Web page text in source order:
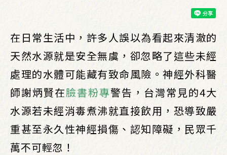
在日常生活中，許多人誤以為看起來清澈的
天然水源就是安全無虞，卻忽略了這些未經
處理的水體可能藏有致命風險。神經外科醫
師謝炳賢在臉書粉專警告，台灣常見的4大
水源若未經消毒煮沸就直接飲用，恐導致嚴
重甚至永久性神經損傷、認知障礙，民眾千
萬不可輕忽！